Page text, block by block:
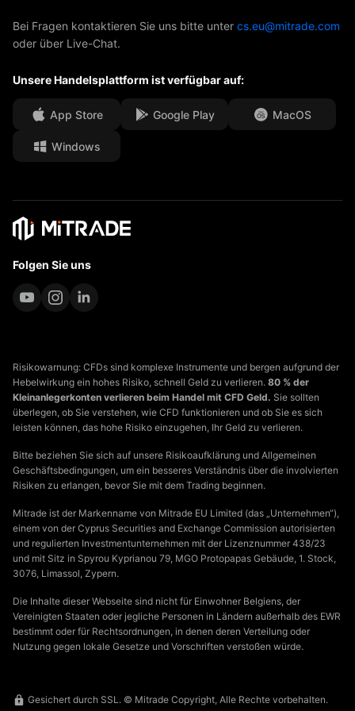
Unsere Auszeichnungen
Medienzentrum
Karrierechancen
Rechtsdokumente
Hilfe-Center
Häufig gestellte Fragen
Bei Fragen kontaktieren Sie uns bitte unter cs.eu@mitrade.com
oder über Live-Chat.
Unsere Handelsplattform ist verfügbar auf:
App Store Google Play MacOS
Windows
Folgen Sie uns
Risikowarnung: CFDs sind komplexe Instrumente und bergen aufgrund der
Hebelwirkung ein hohes Risiko, schnell Geld zu verlieren. 80 % der
Kleinanlegerkonten verlieren beim Handel mit CFD Geld. Sie sollten
überlegen, ob Sie verstehen, wie CFD funktionieren und ob Sie es sich
leisten können, das hohe Risiko einzugehen, Ihr Geld zu verlieren.
Bitte beziehen Sie sich auf unsere Risikoaufklärung und Allgemeinen
Geschäftsbedingungen, um ein besseres Verständnis über die involvierten
Risiken zu erlangen, bevor Sie mit dem Trading beginnen.
Mitrade ist der Markenname von Mitrade EU Limited (das „Unternehmen“),
einem von der Cyprus Securities and Exchange Commission autorisierten
und regulierten Investmentunternehmen mit der Lizenznummer 438/23
und mit Sitz in Spyrou Kyprianou 79, MGO Protopapas Gebäude, 1. Stock,
3076, Limassol, Zypern.
Die Inhalte dieser Webseite sind nicht für Einwohner Belgiens, der
Vereinigten Staaten oder jegliche Personen in Ländern außerhalb des EWR
bestimmt oder für Rechtsordnungen, in denen deren Verteilung oder
Nutzung gegen lokale Gesetze und Vorschriften verstoßen würde.
Gesichert durch SSL. © Mitrade Copyright, Alle Rechte vorbehalten.